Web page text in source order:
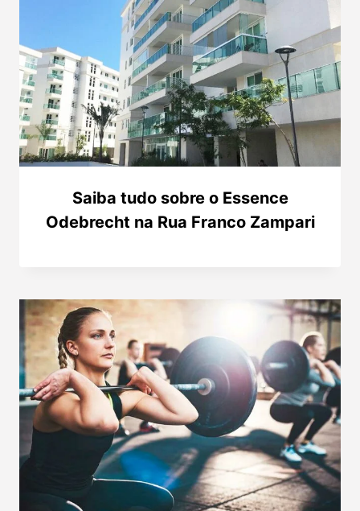
Saiba tudo sobre o Essence
Odebrecht na Rua Franco Zampari